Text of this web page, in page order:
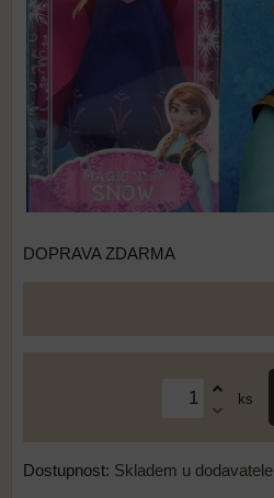
DOPRAVA ZDARMA
ks
Dostupnost: Skladem u dodavatele